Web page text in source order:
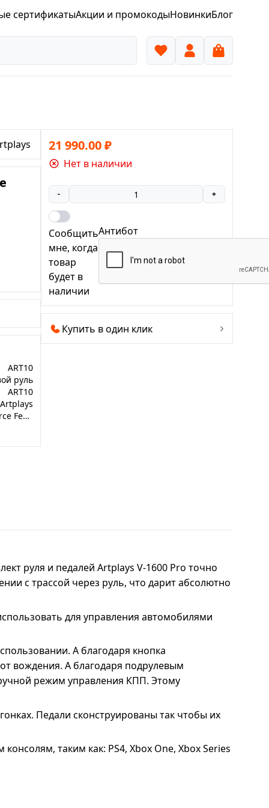
сертификатыАкции и промокодыНовинкиБлог
ART10
руль
ART10
Artplays
V-1600 Pro Force Feedback
21 990.00₽
Нет в наличии
- +
Сообщить
мне, когда
товар
будет в
наличии
Антибот
Купить в один клик
руля и педалей Artplays V-1600 Pro точно
с трассой через руль, что дарит абсолютно
для управления автомобилями
А благодаря кнопка
вождения. А благодаря подрулевым
режим управления КПП. Этому
Педали сконструированы так чтобы их
таким как: PS4, Xbox One, Xbox Series